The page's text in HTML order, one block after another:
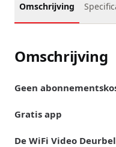
Omschrijving
Omschrijving
Geen
Gratis app
De WiFi Video